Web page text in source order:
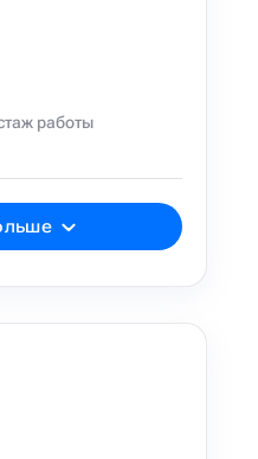
работы